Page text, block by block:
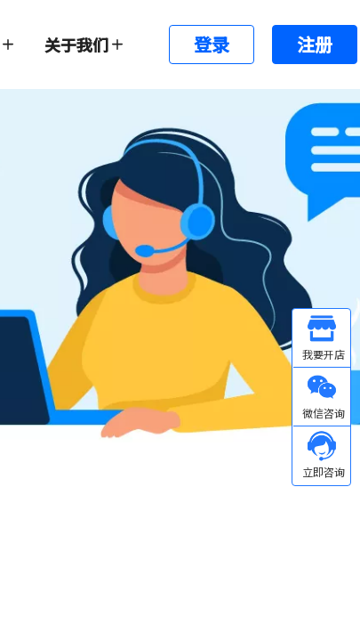
关于我们 登录 注册
Other
微信